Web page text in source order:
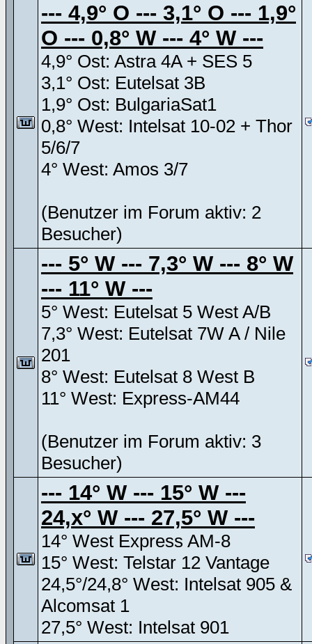
--- 4,9° O --- 3,1° O --- 1,9°
O --- 0,8° W --- 4° W ---
4,9° Ost: Astra 4A + SES 5
3,1° Ost: Eutelsat 3B
1,9° Ost: BulgariaSat1
0,8° West: Intelsat 10-02 + Thor
5/6/7
4° West: Amos 3/7
(Benutzer im Forum aktiv: 2
Besucher)
--- 5° W --- 7,3° W --- 8° W
--- 11° W ---
5° West: Eutelsat 5 West A/B
7,3° West: Eutelsat 7W A / Nile
201
8° West: Eutelsat 8 West B
11° West: Express-AM44
(Benutzer im Forum aktiv: 3
Besucher)
--- 14° W --- 15° W ---
24,x° W --- 27,5° W ---
14° West Express AM-8
15° West: Telstar 12 Vantage
24,5°/24,8° West: Intelsat 905 &
Alcomsat 1
27,5° West: Intelsat 901